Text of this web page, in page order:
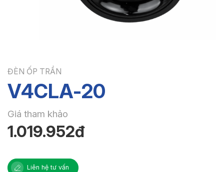
ĐÈN ỐP TRẦN
V4CLA-20
Giá tham khảo
1.019.952đ
Liên hệ tư vấn